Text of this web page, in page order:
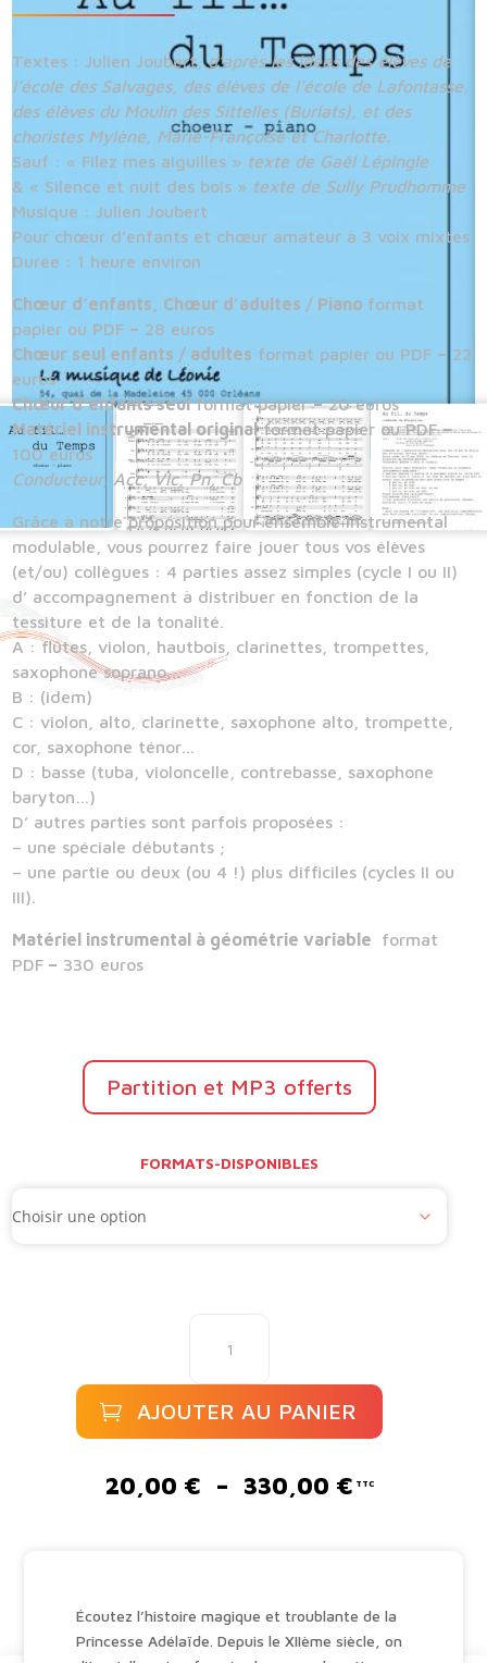
Textes : Julien Joubert,d’après les idées des élèves de
l’école des Salvages, des élèves de l’école de Lafontasse,
des élèves du Moulin des Sittelles (Burlats), et des
choristes Mylène, Marie-Françoise et Charlotte.
Sauf : « Filez mes aiguilles » texte de Gaël Lépingle
& « Silence et nuit des bois » texte de Sully Prudhomme
Musique : Julien Joubert
Pour chœur d’enfants et chœur amateur à 3 voix mixtes
Durée : 1 heure environ
Chœur d’enfants, Chœur d’adultes / Piano format
papier ou PDF – 28 euros
Chœur seul enfants / adultes format papier ou PDF – 22
euros
Chœur d’enfants seulformat papier–20 euros
Matériel instrumental originalformat papier ou PDF–
100 euros
Conducteur, Acc, Vlc, Pn, Cb
Grâce à notre proposition pour ensemble instrumental
modulable, vous pourrez faire jouer tous vos élèves
(et/ou) collègues : 4 parties assez simples (cycle I ou II)
d’ accompagnement à distribuer en fonction de la
tessiture et de la tonalité.
A : flûtes, violon, hautbois, clarinettes, trompettes,
saxophone soprano…
B : (idem)
C : violon, alto, clarinette, saxophone alto, trompette,
cor, saxophone ténor…
D : basse (tuba, violoncelle, contrebasse, saxophone
baryton…)
D’ autres parties sont parfois proposées :
– une spéciale débutants ;
– une partie ou deux (ou 4 !) plus difficiles (cycles II ou
III).
Matériel instrumental à géométrie variable
format
PDF – 330 euros
Partition et MP3 offerts
FORMATS-DISPONIBLES
du
AJOUTER AU PANIER
20,00 € – 330,00 €Plage
330,00 €
Écoutez l’histoire magique et troublante de la
Princesse Adélaïde. Depuis le XIIème siècle, on